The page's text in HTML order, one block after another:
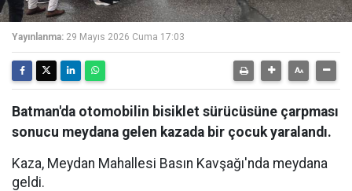
Yayınlanma: 29 Mayıs 2026 Cuma 17:03
Batman'da otomobilin bisiklet sürücüsüne çarpması
sonucu meydana gelen kazada bir çocuk yaralandı.
Kaza, Meydan Mahallesi Basın Kavşağı'nda meydana
geldi.